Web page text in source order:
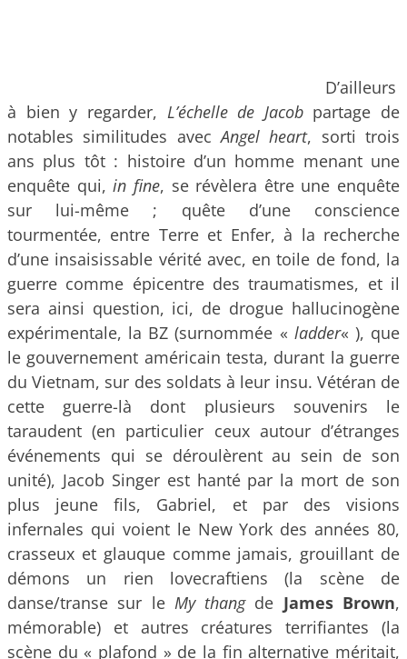
D’ailleurs
à bien y regarder, L’échelle de Jacobpartage de
notables similitudes avecAngel heart, sorti trois
ans plus tôt : histoire d’un homme menant une
enquête qui,in fine, se révèlera être une enquête
sur lui-même ; quête d’une conscience
tourmentée, entre Terre et Enfer, à la recherche
d’une insaisissable vérité avec, en toile de fond, la
guerre comme épicentre des traumatismes, et il
sera ainsi question, ici, de drogue hallucinogène
expérimentale, la BZ (surnommée « ladder« ), que
le gouvernement américain testa, durant la guerre
du Vietnam, sur des soldats à leur insu. Vétéran de
cette guerre-là dont plusieurs souvenirs le
taraudent (en particulier ceux autour d’étranges
événements qui se déroulèrent au sein de son
unité), Jacob Singer est hanté par la mort de son
plus jeune fils, Gabriel, et par des visions
infernales qui voient le New York des années 80,
crasseux et glauque comme jamais, grouillant de
démons un rien lovecraftiens (la scène de
danse/transe sur le My thangde James Brown,
mémorable) et autres créatures terrifiantes (la
scène du « plafond » de la fin alternative méritait,